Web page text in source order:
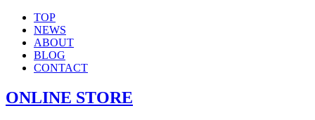
TOP
NEWS
ABOUT
BLOG
CONTACT
ONLINE STORE